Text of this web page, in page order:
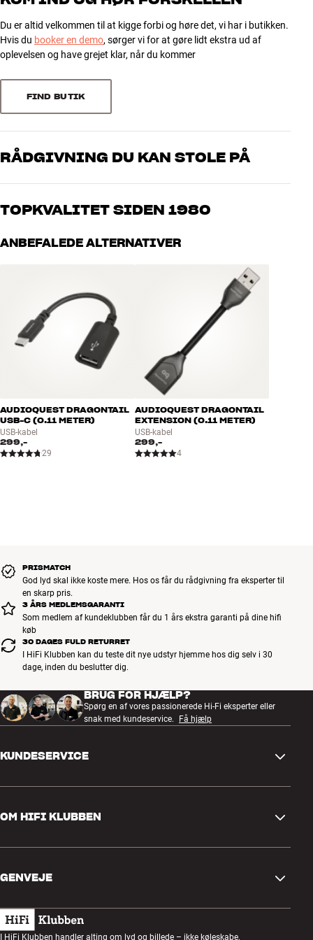
GENERELLE EGENSKABER
USB-forlænger til PC/Mac
Ledere forsølvet med 5% sølv
Længde: 11,2 cm.
Vægt: 20 gram
Indgang/udgang: USB-han/USB-hun
3 0
2
Sorter efter
Du er altid velkommen til at kigge forbi og høre det, vi har i butikken.
Hvis du booker en demo, sørger vi for at gøre lidt ekstra ud af
oplevelsen og have grejet klar, når du kommer
FIND BUTIK
RÅDGIVNING DU KAN STOLE PÅ
Vores medarbejdere er ægte entusiaster, som kender produkterne
os, hvad du drømmer om – så finder vi den løsning, der passer
TOPKVALITET SIDEN 1980
håndplukket kvalitet, der er bygget til at holde i årevis. Det er godt
ANBEFALEDE ALTERNATIVER
AUDIOQUEST DRAGONTAIL
USB-C (0.11 METER)
USB-kabel
299,-
29
AUDIOQUEST DRAGONTAIL
EXTENSION (0.11 METER)
USB-kabel
299,-
4
PRISMATCH
God lyd skal ikke koste mere. Hos os får du rådgivning fra eksperter til
en skarp pris.
3 ÅRS MEDLEMSGARANTI
Som medlem af kundeklubben får du 1 års ekstra garanti på dine hifi
køb
30 DAGES FULD RETURRET
I HiFi Klubben kan du teste dit nye udstyr hjemme hos dig selv i 30
dage, inden du beslutter dig.
BRUG FOR HJÆLP?
Spørg en af vores passionerede Hi-Fi eksperter eller
snak med kundeservice.
Få hjælp
KUNDESERVICE
Retur og reklamation
Fortryd ordre
Handelsbetingelser
OM HIFI KLUBBEN
Kundeklub
Lytteaften
GENVEJE
Gavekort
I HiFi Klubben handler alting om lyd og billede – ikke køleskabe,